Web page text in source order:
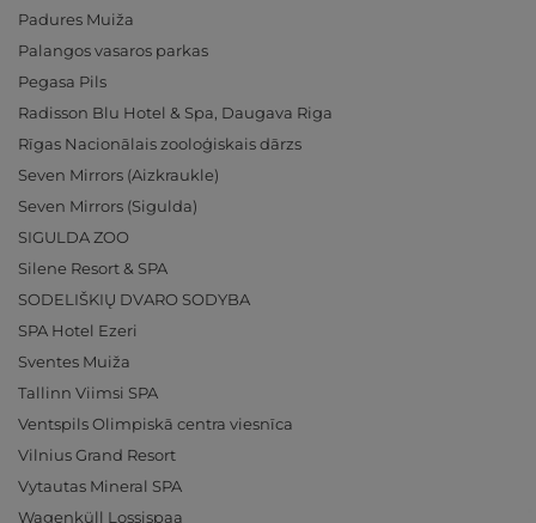
Padures Muiža
Palangos vasaros parkas
Pegasa Pils
Radisson Blu Hotel & Spa, Daugava Riga
Rīgas Nacionālais zooloģiskais dārzs
Seven Mirrors (Aizkraukle)
Seven Mirrors (Sigulda)
SIGULDA ZOO
Silene Resort & SPA
SODELIŠKIŲ DVARO SODYBA
SPA Hotel Ezeri
Sventes Muiža
Tallinn Viimsi SPA
Ventspils Olimpiskā centra viesnīca
Vilnius Grand Resort
Vytautas Mineral SPA
Wagenküll Lossispaa